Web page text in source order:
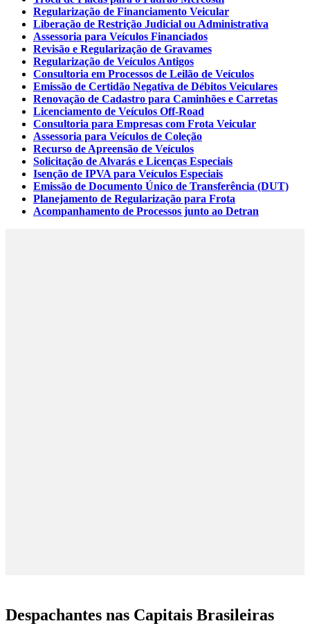
Regularização de Financiamento Veicular
Liberação de Restrição Judicial ou Administrativa
Assessoria para Veículos Financiados
Revisão e Regularização de Gravames
Regularização de Veículos Antigos
Consultoria em Processos de Leilão de Veículos
Emissão de Certidão Negativa de Débitos Veiculares
Renovação de Cadastro para Caminhões e Carretas
Licenciamento de Veículos Off-Road
Consultoria para Empresas com Frota Veicular
Assessoria para Veículos de Coleção
Recurso de Apreensão de Veículos
Solicitação de Alvarás e Licenças Especiais
Isenção de IPVA para Veículos Especiais
Emissão de Documento Único de Transferência (DUT)
Planejamento de Regularização para Frota
Acompanhamento de Processos junto ao Detran
Despachantes nas Capitais Brasileiras